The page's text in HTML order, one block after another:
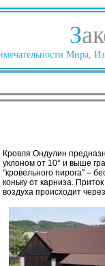
З
Мира,
Кровля Ондулин
уклоном от 10° и выше
"кровельного пирога" –
коньку от карниза.
воздуха происходит